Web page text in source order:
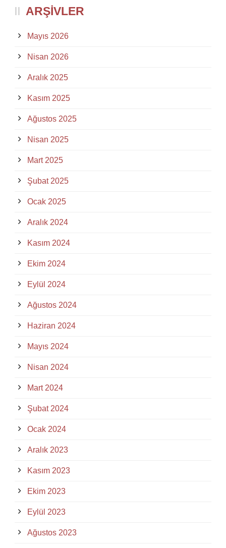
ARŞIVLER
Mayıs 2026
Nisan 2026
Aralık 2025
Kasım 2025
Ağustos 2025
Nisan 2025
Mart 2025
Şubat 2025
Ocak 2025
Aralık 2024
Kasım 2024
Ekim 2024
Eylül 2024
Ağustos 2024
Haziran 2024
Mayıs 2024
Nisan 2024
Mart 2024
Şubat 2024
Ocak 2024
Aralık 2023
Kasım 2023
Ekim 2023
Eylül 2023
Ağustos 2023